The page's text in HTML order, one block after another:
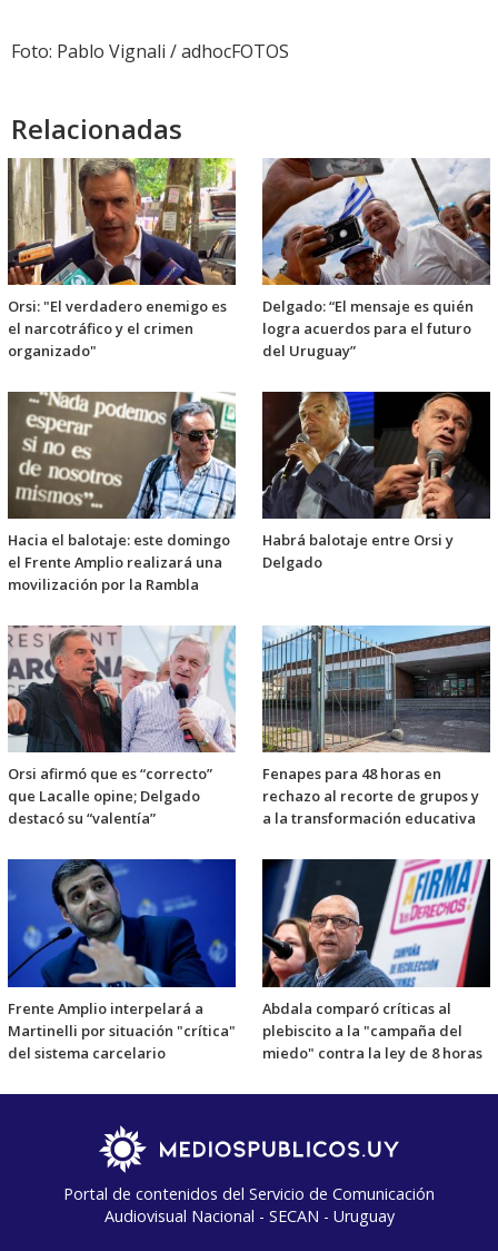
Foto: Pablo Vignali / adhocFOTOS
Relacionadas
Orsi: "El verdadero enemigo es
el narcotráfico y el crimen
organizado"
Delgado: “El mensaje es quién
logra acuerdos para el futuro
del Uruguay”
Hacia el balotaje: este domingo
el Frente Amplio realizará una
movilización por la Rambla
Habrá balotaje entre Orsi y
Delgado
Orsi afirmó que es “correcto”
que Lacalle opine; Delgado
destacó su “valentía”
Fenapes para 48 horas en
rechazo al recorte de grupos y
a la transformación educativa
Frente Amplio interpelará a
Martinelli por situación "crítica"
del sistema carcelario
Abdala comparó críticas al
plebiscito a la "campaña del
miedo" contra la ley de 8 horas
Portal de contenidos del Servicio de Comunicación
Audiovisual Nacional - SECAN - Uruguay